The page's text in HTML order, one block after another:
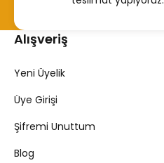
Alışveriş
Yeni Üyelik
Üye Girişi
Şifremi Unuttum
Blog